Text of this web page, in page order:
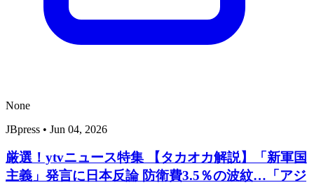
None
JBpress • Jun 04, 2026
厳選！ytvニュース特集 【タカオカ解説】「新軍国
主義」発言に日本反論 防衛費3.5％の波紋…「アジ